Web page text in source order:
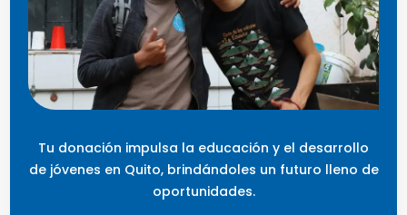
Tu donación impulsa la educación y el desarrollo
de jóvenes en Quito, brindándoles un futuro lleno de
oportunidades.